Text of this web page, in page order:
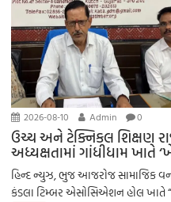
2026-08-10 Admin 0
ઉચ્ચ અને ટેક્નિકલ શિક્ષણ
અધ્યક્ષતામાં ગાંધીધામ ખાતે
હિન્દ ન્યુઝ, ભુજ આજરોજ સામાજિક
કંડલા ટિમ્બર એસોસિએશન હોલ ખાતે